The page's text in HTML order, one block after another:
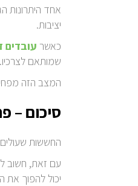
אחד היתרונות
יציבות.
כאשר עובדים
שמותאם לצרכיו.
המצב הזה
סיכום –
החששות
עם זאת, חשוב
יכול להפוך את